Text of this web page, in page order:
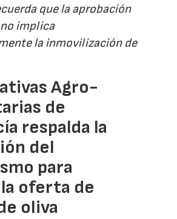
que la aprobación
implica
la inmovilización de
Agro-
de
respalda la
del
para
oferta de
oliva